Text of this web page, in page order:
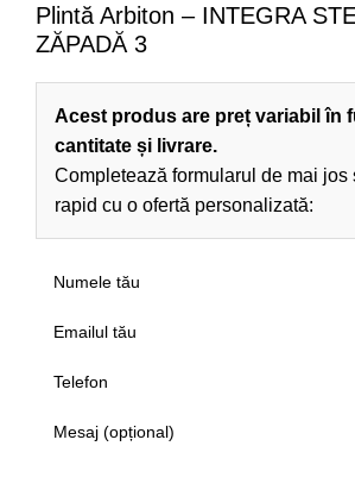
Plintă Arbiton – INTEGRA
ZĂPADĂ 3
Acest produs are preț variabil în
cantitate și livrare.
Completează formularul de mai jos
rapid cu o ofertă personalizată: